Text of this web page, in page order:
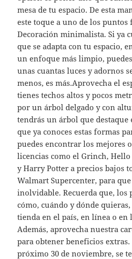
mesa de tu espacio. De esta
este toque a uno de los puntos
Decoración minimalista. Si ya
que se adapta con tu espacio,
un enfoque más limpio,
unas cuantas luces y adornos
menos, es más.Aprovecha el
tienes techos altos y pocos
por un árbol delgado y con
tendrás un árbol que destaque
que ya conoces estas formas
puedes encontrar los mejores
licencias como el Grinch,
y Harry Potter a precios bajos
Walmart Supercenter, para
inolvidable. Recuerda que, los
cómo, cuándo y dónde quieras,
tienda en el país, en línea o
Además, aprovecha nuestra
para obtener beneficios
próximo 30 de noviembre, se